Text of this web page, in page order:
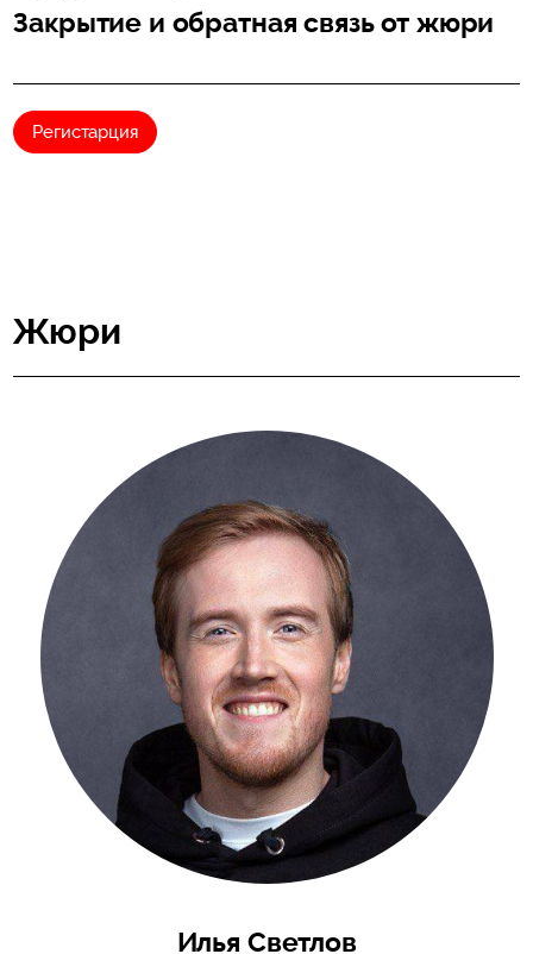
Закрытие и обратная связь от жюри
Регистарция
Жюри
Илья Светлов